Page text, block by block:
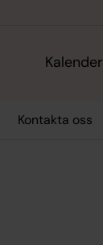
Kalender
Kontakta oss